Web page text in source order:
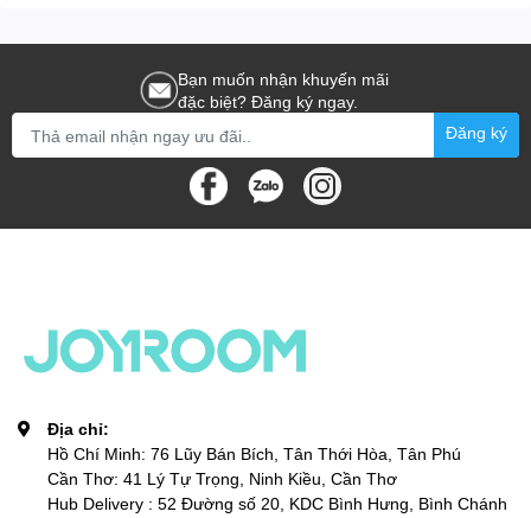
(Lightning to 3.5mm +
Lightning, Call Version)
Bạn muốn nhận khuyến mãi
đặc biệt? Đăng ký ngay.
Đăng ký
Địa chỉ:
Hồ Chí Minh: 76 Lũy Bán Bích, Tân Thới Hòa, Tân Phú
Cần Thơ: 41 Lý Tự Trọng, Ninh Kiều, Cần Thơ
Hub Delivery : 52 Đường số 20, KDC Bình Hưng, Bình Chánh